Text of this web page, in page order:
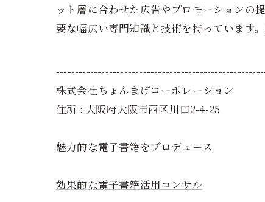
ット層に合わせた広告やプロモーションの
要な幅広い専門知識と技術を持っています
株式会社ちょんまげコーポレーション
住所 : 大阪府大阪市西区川口2-4-25
魅力的な電子書籍をプロデュース
効果的な電子書籍活用コンサル